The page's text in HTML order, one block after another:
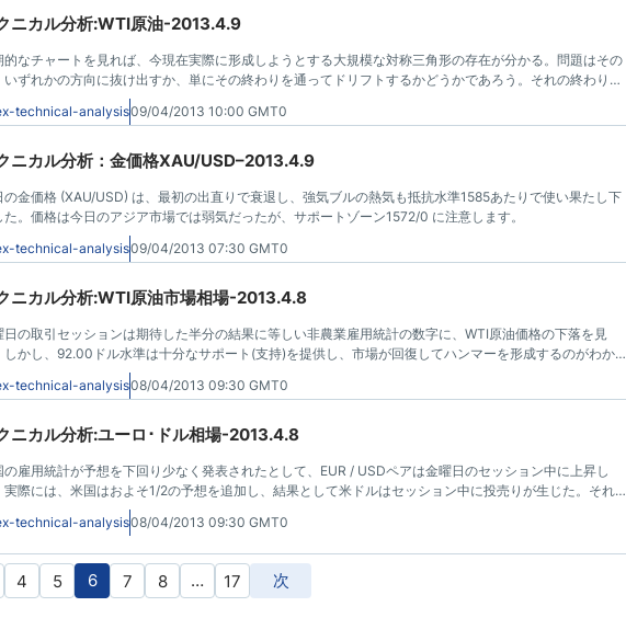
ニカル分析:WTI原油-2013.4.9
的なチャートを見れば、今現在実際に形成しようとする大規模な対称三角形の存在が分かる。問題はその
いずれかの方向に抜け出すか、単にその終わりを通ってドリフトするかどうかであろう。それの終わりを
て漂流した場合、私はこの夏、この市場で非常に静かな取引になる事を非常に確信する。
technical-analysis09/04/2013 10:00 GMT0
ニカル分析：金価格XAU/USD–2013.4.9
の金価格 (XAU/USD) は、最初の出直りで衰退し、強気ブルの熱気も抵抗水準1585あたりで使い果たし下
た。価格は今日のアジア市場では弱気だったが、サポートゾーン1572/0 に注意します。
technical-analysis09/04/2013 07:30 GMT0
ニカル分析:WTI原油市場相場-2013.4.8
日の取引セッションは期待した半分の結果に等しい非農業雇用統計の数字に、WTI原油価格の下落を見
しかし、92.00ドル水準は十分なサポート(支持)を提供し、市場が回復してハンマーを形成するのがわか
technical-analysis08/04/2013 09:30 GMT0
ニカル分析:ユーロ･ドル相場-2013.4.8
の雇用統計が予想を下回り少なく発表されたとして、EUR / USDペアは金曜日のセッション中に上昇し
実際には、米国はおよそ1/2の予想を追加し、結果として米ドルはセッション中に投売りが生じた。それ
かかわらず、この市場はまだ先に多くの問題を伴うでしょう。
technical-analysis08/04/2013 09:30 GMT0
4 5 6 7 8 … 17 次